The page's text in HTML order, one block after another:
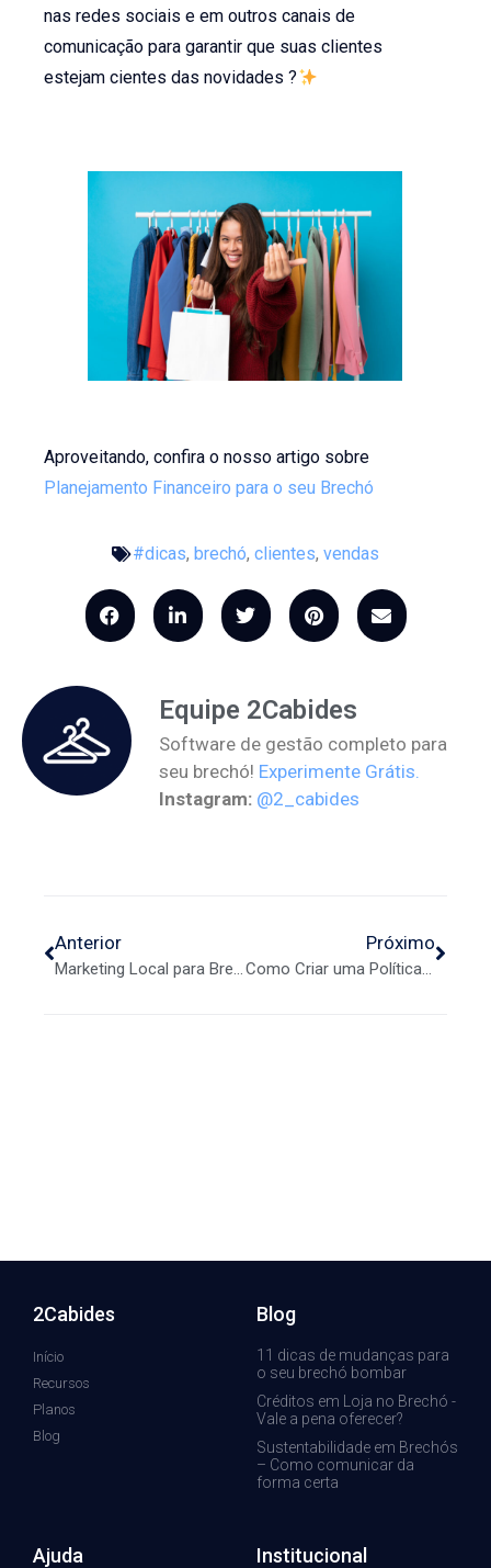
nas redes sociais e em outros canais de
comunicação para garantir que suas clientes
estejam cientes das novidades ?
Aproveitando, confira o nosso artigo sobre
Planejamento Financeiro para o seu Brechó
#dicas, brechó, clientes, vendas
Equipe 2Cabides
Software de gestão completo para
seu brechó! Experimente Grátis.
Instagram: @2_cabides
Anterior Próximo
2Cabides
Início
Recursos
Planos
Blog
Blog
11 dicas de mudanças para
o seu brechó bombar
Créditos em Loja no Brechó -
Vale a pena oferecer?
Sustentabilidade em Brechós
– Como comunicar da
forma certa
Ajuda Institucional